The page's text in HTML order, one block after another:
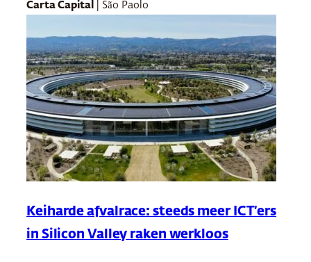
Carta Capital | São Paolo
Keiharde afvalrace: steeds meer ICT’ers
in Silicon Valley raken werkloos